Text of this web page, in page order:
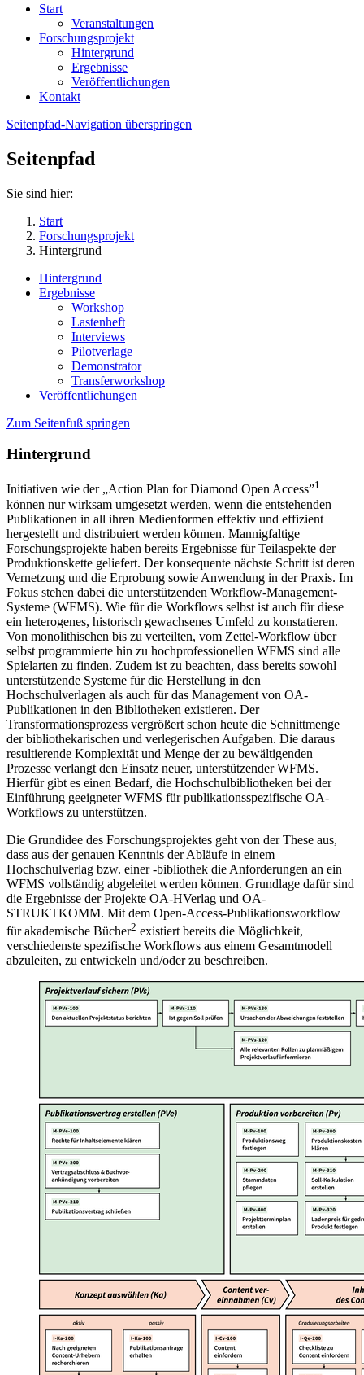
Start
Veranstaltungen
Forschungsprojekt
Hintergrund
Ergebnisse
Veröffentlichungen
Kontakt
Seitenpfad-Navigation überspringen
Seitenpfad
Sie sind hier:
Start
Forschungsprojekt
Hintergrund
Hintergrund
Ergebnisse
Workshop
Lastenheft
Interviews
Pilotverlage
Demonstrator
Transferworkshop
Veröffentlichungen
Zum Seitenfuß springen
Hintergrund
Initiativen wie der „Action Plan for Diamond Open Access”1
können nur wirksam umgesetzt werden, wenn die entstehenden
Publikationen in all ihren Medienformen effektiv und effizient
hergestellt und distribuiert werden können. Mannigfaltige
Forschungsprojekte haben bereits Ergebnisse für Teilaspekte der
Produktionskette geliefert. Der konsequente nächste Schritt ist deren
Vernetzung und die Erprobung sowie Anwendung in der Praxis. Im
Fokus stehen dabei die unterstützenden Workflow-Management-
Systeme (WFMS). Wie für die Workflows selbst ist auch für diese
ein heterogenes, historisch gewachsenes Umfeld zu konstatieren.
Von monolithischen bis zu verteilten, vom Zettel-Workflow über
selbst programmierte hin zu hochprofessionellen WFMS sind alle
Spielarten zu finden. Zudem ist zu beachten, dass bereits sowohl
unterstützende Systeme für die Herstellung in den
Hochschulverlagen als auch für das Management von OA-
Publikationen in den Bibliotheken existieren. Der
Transformationsprozess vergrößert schon heute die Schnittmenge
der bibliothekarischen und verlegerischen Aufgaben. Die daraus
resultierende Komplexität und Menge der zu bewältigenden
Prozesse verlangt den Einsatz neuer, unterstützender WFMS.
Hierfür gibt es einen Bedarf, die Hochschulbibliotheken bei der
Einführung geeigneter WFMS für publikationsspezifische OA-
Workflows zu unterstützen.
Die Grundidee des Forschungsprojektes geht von der These aus,
dass aus der genauen Kenntnis der Abläufe in einem
Hochschulverlag bzw. einer -bibliothek die Anforderungen an ein
WFMS vollständig abgeleitet werden können. Grundlage dafür sind
die Ergebnisse der Projekte OA-HVerlag und OA-
STRUKTKOMM. Mit dem Open-Access-Publikationsworkflow
für akademische Bücher2 existiert bereits die Möglichkeit,
verschiedenste spezifische Workflows aus einem Gesamtmodell
abzuleiten, zu entwickeln und/oder zu beschreiben.